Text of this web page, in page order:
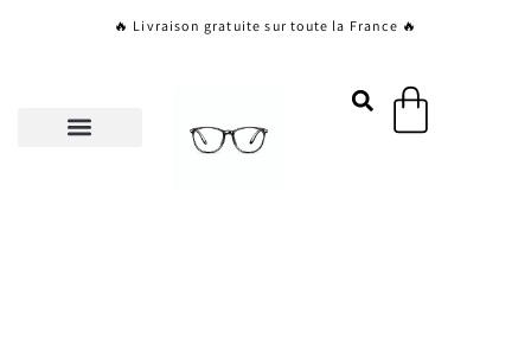
🔥 Livraison gratuite sur toute la France 🔥
Panier